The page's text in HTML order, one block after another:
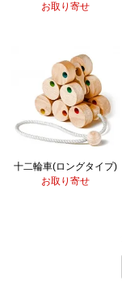
お取り寄せ
十二輪車(ロングタイプ)
お取り寄せ